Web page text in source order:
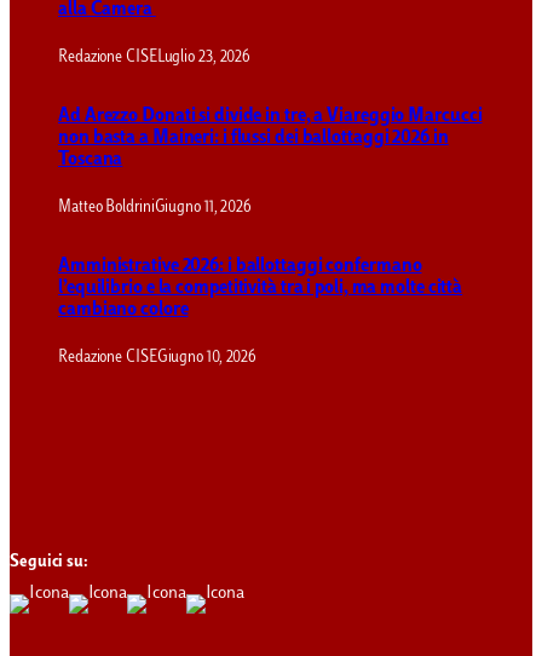
alla Camera
Redazione CISELuglio 23, 2026
Ad Arezzo Donati si divide in tre, a Viareggio Marcucci
non basta a Maineri: i flussi dei ballottaggi 2026 in
Toscana
Matteo BoldriniGiugno 11, 2026
Amministrative 2026: i ballottaggi confermano
l’equilibrio e la competitività tra i poli, ma molte città
cambiano colore
Redazione CISEGiugno 10, 2026
Seguici su: